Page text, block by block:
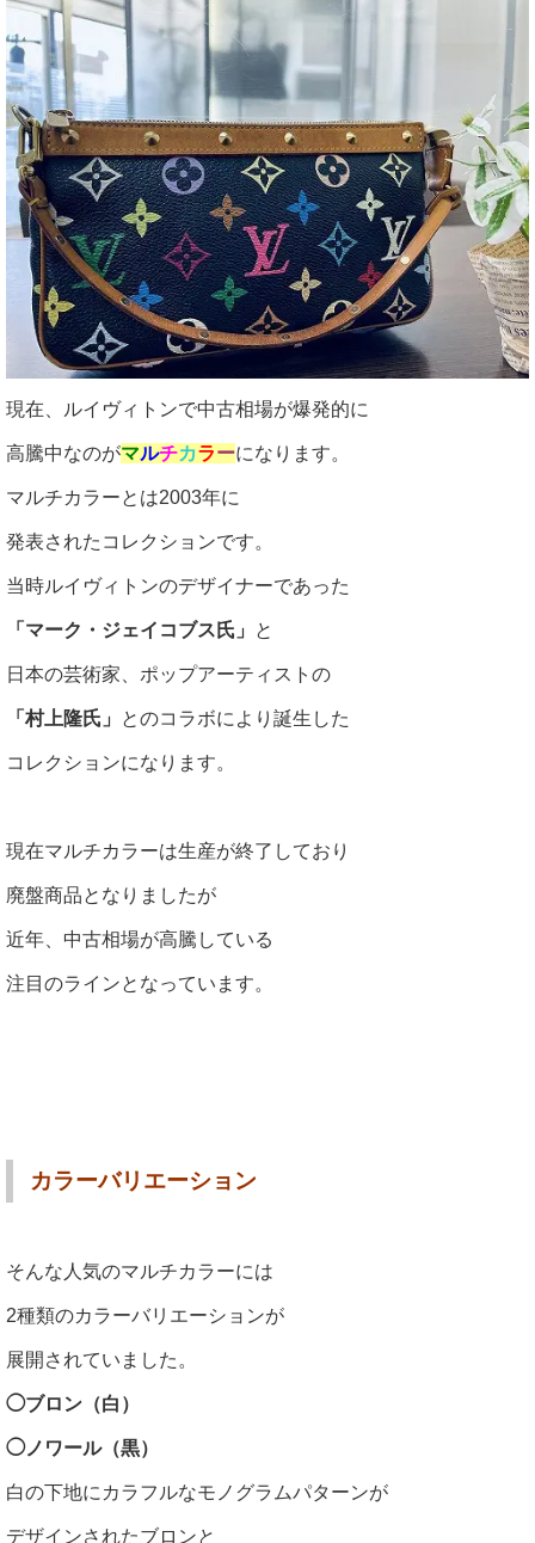
現在、ルイヴィトンで中古相場が爆発的に
高騰中なのがマルチカラーになります。
マルチカラーとは2003年に
発表されたコレクションです。
当時ルイヴィトンのデザイナーであった
「マーク・ジェイコブス氏」 と
日本の芸術家、ポップアーティストの
「村上隆氏」 とのコラボにより誕生した
コレクションになります。
現在マルチカラーは生産が終了しており
廃盤商品となりましたが
近年、中古相場が高騰している
注目のラインとなっています。
カラーバリエーション
そんな人気のマルチカラーには
2種類のカラーバリエーションが
展開されていました。
◯ブロン（白）
◯ノワール（黒）
白の下地にカラフルなモノグラムパターンが
デザインされたブロンと